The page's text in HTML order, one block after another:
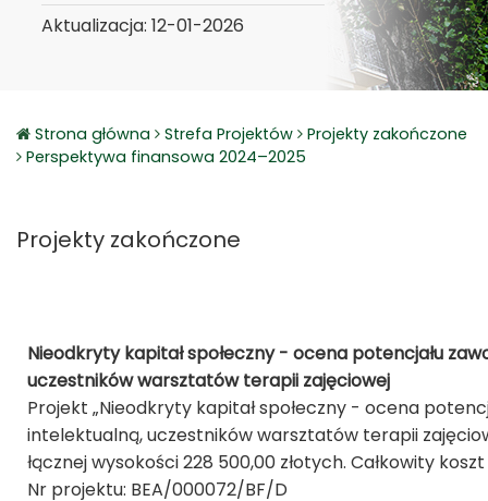
Aktualizacja: 12-01-2026
Strona główna Strefa Projektów
Projekty zakończone
Perspektywa finansowa 2024–2025
Projekty zakończone
Nieodkryty kapitał społeczny - ocena potencjału
uczestników warsztatów terapii zajęciowej
Projekt „Nieodkryty kapitał społeczny - ocena
intelektualną, uczestników warsztatów terapii
łącznej wysokości 228 500,00 złotych. Całkowity
Nr projektu: BEA/000072/BF/D